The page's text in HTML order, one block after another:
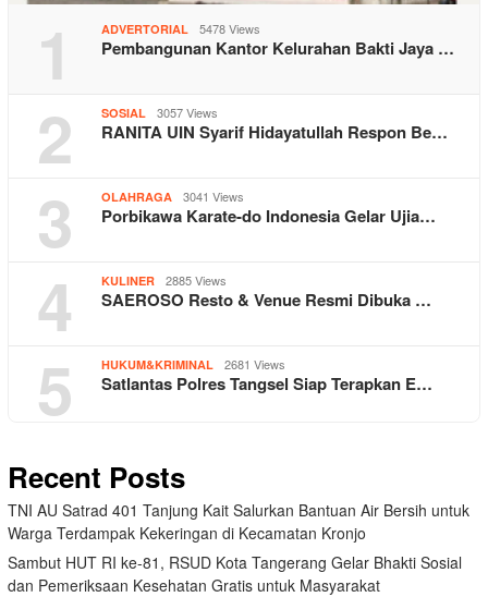
1 ADVERTORIAL 5478 Views
Pembangunan Kantor Kelurahan Bakti Jaya …
2 SOSIAL 3057 Views
RANITA UIN Syarif Hidayatullah Respon Be…
3 OLAHRAGA 3041 Views
Porbikawa Karate-do Indonesia Gelar Ujia…
4 KULINER 2885 Views
SAEROSO Resto & Venue Resmi Dibuka …
5 HUKUM&KRIMINAL 2681 Views
Satlantas Polres Tangsel Siap Terapkan E…
Recent Posts
TNI AU Satrad 401 Tanjung Kait Salurkan Bantuan Air Bersih untuk
Warga Terdampak Kekeringan di Kecamatan Kronjo
Sambut HUT RI ke-81, RSUD Kota Tangerang Gelar Bhakti Sosial
dan Pemeriksaan Kesehatan Gratis untuk Masyarakat